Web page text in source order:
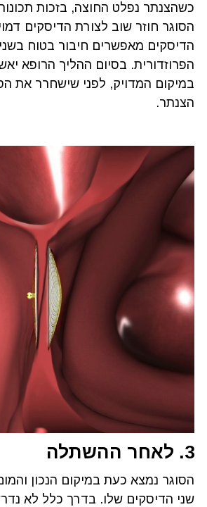
כשהצנתר נפלט החוצה, בזכות
הסוגר חוזר שוב לצורת הדיסקים
הדיסקים מאפשרים חיבור בטוח
הפרוזדורית. בסיום ההליך הרופא
במיקום המדויק, לפני שישחרר את
הצנתר.
3. לאחר ההשתלה
הסוגר נמצא כעת במיקום הנכון
שני הדיסקים שלו. בדרך כלל לא